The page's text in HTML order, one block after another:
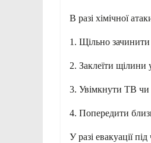
В разі хімічної
1. Щільно зачинити
2. Заклеїти щілини
3. Увімкнути ТВ чи
4. Попередити
У разі евакуації